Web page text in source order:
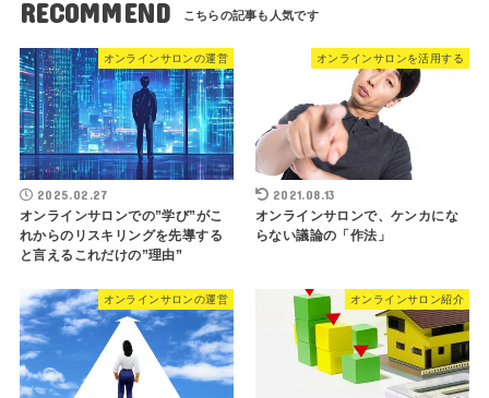
RECOMMEND
オンラインサロンの運営
2025.02.27
オンラインサロンでの”学び”がこ
れからのリスキリングを先導する
と言えるこれだけの”理由”
オンラインサロンを活用する
2021.08.13
オンラインサロンで、ケンカにな
らない議論の「作法」
オンラインサロンの運営 オンラインサロン紹介